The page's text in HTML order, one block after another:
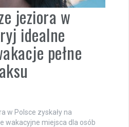
jeziora w
idealne
pełne
w Polsce zyskały na
wakacyjne miejsca dla osób